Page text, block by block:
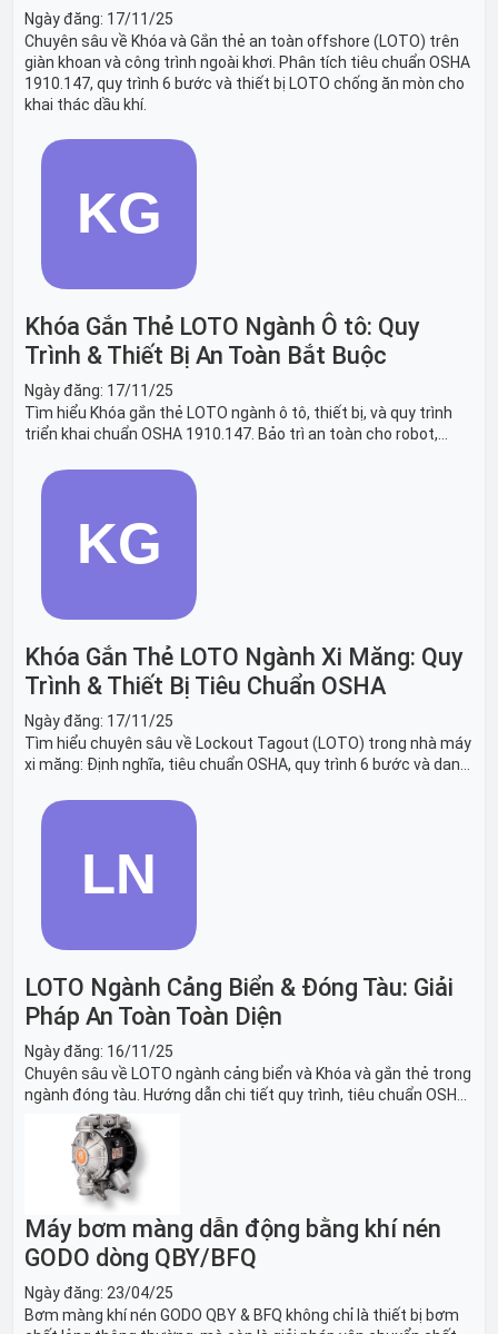
Ngày đăng: 17/11/25
Chuyên sâu về Khóa và Gắn thẻ an toàn offshore (LOTO) trên
giàn khoan và công trình ngoài khơi. Phân tích tiêu chuẩn OSHA
1910.147, quy trình 6 bước và thiết bị LOTO chống ăn mòn cho
khai thác dầu khí.
Khóa Gắn Thẻ LOTO Ngành Ô tô: Quy
Trình & Thiết Bị An Toàn Bắt Buộc
Ngày đăng: 17/11/25
Tìm hiểu Khóa gắn thẻ LOTO ngành ô tô, thiết bị, và quy trình
triển khai chuẩn OSHA 1910.147. Bảo trì an toàn cho robot,
Khóa Gắn Thẻ LOTO Ngành Xi Măng: Quy
Trình & Thiết Bị Tiêu Chuẩn OSHA
Ngày đăng: 17/11/25
Tìm hiểu chuyên sâu về Lockout Tagout (LOTO) trong nhà máy
xi măng: Định nghĩa, tiêu chuẩn OSHA, quy trình 6 bước và danh
nghiền an toàn.
LOTO Ngành Cảng Biển & Đóng Tàu: Giải
Pháp An Toàn Toàn Diện
Ngày đăng: 16/11/25
Chuyên sâu về LOTO ngành cảng biển và Khóa và gắn thẻ trong
ngành đóng tàu. Hướng dẫn chi tiết quy trình, tiêu chuẩn OSHA,
thiết bị và Giải pháp LOTO trong công nghiệp đóng tàu toàn
Máy bơm màng dẫn động bằng khí nén
GODO dòng QBY/BFQ
Ngày đăng: 23/04/25
Bơm màng khí nén GODO QBY & BFQ không chỉ là thiết bị bơm